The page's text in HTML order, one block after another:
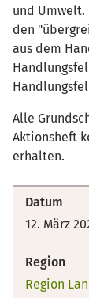
und Umwelt.
den
aus dem
Alle
Aktionsheft
erhalten.
Datum
12. März
Region
Region